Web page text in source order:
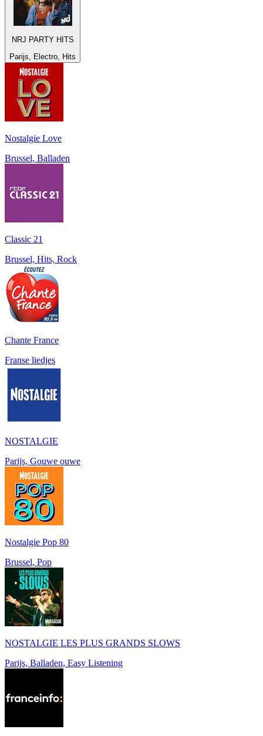
NRJ PARTY HITS
Parijs, Electro, Hits
Nostalgie Love
Brussel, Balladen
Classic 21
Brussel, Hits, Rock
Chante France
Franse liedjes
NOSTALGIE
Parijs, Gouwe ouwe
Nostalgie Pop 80
Brussel, Pop
NOSTALGIE LES PLUS GRANDS SLOWS
Parijs, Balladen, Easy Listening